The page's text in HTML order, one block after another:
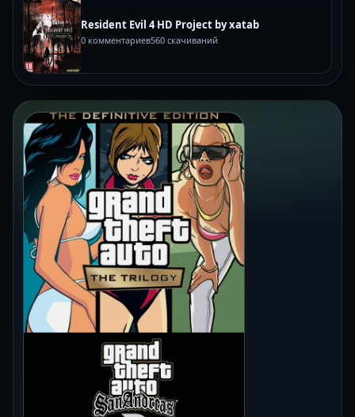
Resident Evil 4 HD Project by xatab
0 комментариев560 скачиваний